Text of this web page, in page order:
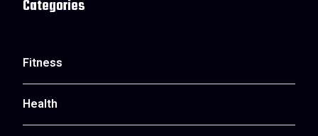
Categories
Fitness
Health